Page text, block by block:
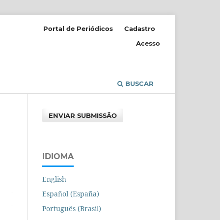
BUSCAR
Portal de Periódicos
Cadastro
Acesso
ENVIAR SUBMISSÃO
IDIOMA
English
Español (España)
Português (Brasil)